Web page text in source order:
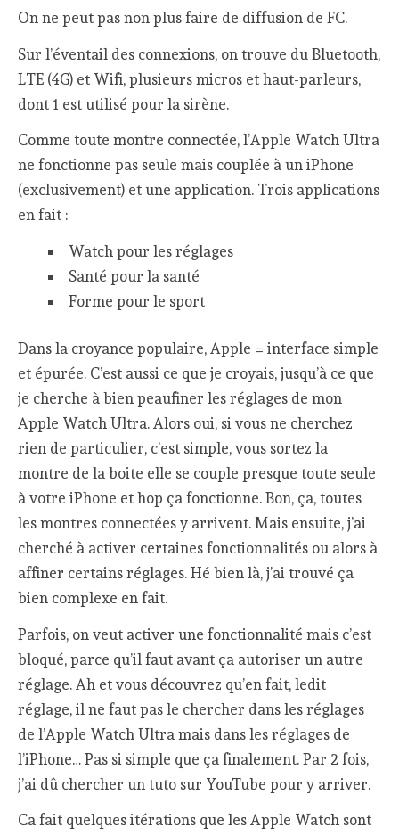
On ne peut pas non plus faire de diffusion de FC.
Sur l’éventail des connexions, on trouve du Bluetooth,
LTE (4G) et Wifi, plusieurs micros et haut-parleurs,
dont 1 est utilisé pour la sirène.
Comme toute montre connectée, l’Apple Watch Ultra
ne fonctionne pas seule mais couplée à un iPhone
(exclusivement) et une application. Trois applications
en fait :
Watch pour les réglages
Santé pour la santé
Forme pour le sport
Dans la croyance populaire, Apple = interface simple
et épurée. C’est aussi ce que je croyais, jusqu’à ce que
je cherche à bien peaufiner les réglages de mon
Apple Watch Ultra. Alors oui, si vous ne cherchez
rien de particulier, c’est simple, vous sortez la
montre de la boite elle se couple presque toute seule
à votre iPhone et hop ça fonctionne. Bon, ça, toutes
les montres connectées y arrivent. Mais ensuite, j’ai
cherché à activer certaines fonctionnalités ou alors à
affiner certains réglages. Hé bien là, j’ai trouvé ça
bien complexe en fait.
Parfois, on veut activer une fonctionnalité mais c’est
bloqué, parce qu’il faut avant ça autoriser un autre
réglage. Ah et vous découvrez qu’en fait, ledit
réglage, il ne faut pas le chercher dans les réglages
de l’Apple Watch Ultra mais dans les réglages de
l’iPhone… Pas si simple que ça finalement. Par 2 fois,
j’ai dû chercher un tuto sur YouTube pour y arriver.
Ca fait quelques itérations que les Apple Watch sont